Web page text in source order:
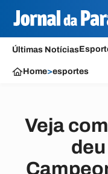
Últimas Notícias
Home>esportes
Veja